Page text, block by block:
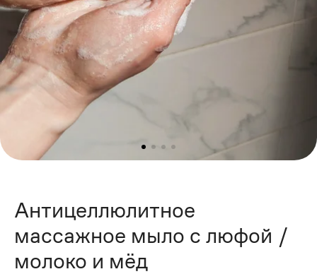
Антицеллюлитное
массажное мыло с люфой /
молоко и мёд